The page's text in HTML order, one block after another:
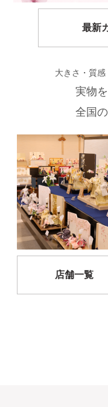
最新
大きさ・質
実物
全国
店舗一覧